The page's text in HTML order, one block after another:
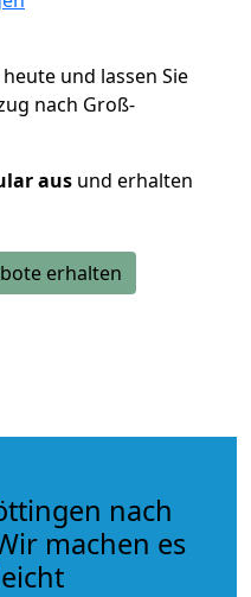
und lassen Sie
nach Groß-
aus und erhalten
erhalten
nach
machen es